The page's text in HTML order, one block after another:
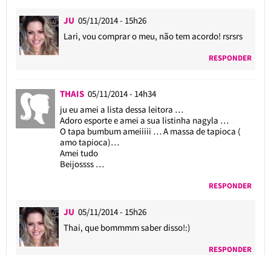
JU 05/11/2014 - 15h26
Lari, vou comprar o meu, não tem acordo! rsrsrs
RESPONDER
THAIS 05/11/2014 - 14h34
ju eu amei a lista dessa leitora …
Adoro esporte e amei a sua listinha nagyla …
O tapa bumbum ameiiiii … A massa de tapioca (
amo tapioca)…
Amei tudo
Beijossss …
RESPONDER
JU 05/11/2014 - 15h26
Thai, que bommmm saber disso!:)
RESPONDER